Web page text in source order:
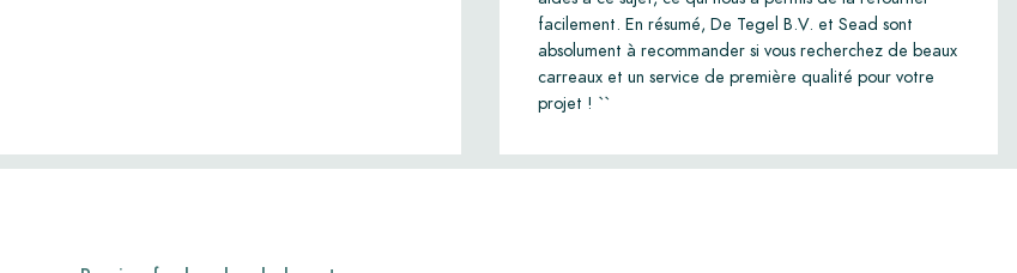
facilement. En résumé, De Tegel B.V. et Sead sont
absolument à recommander si vous recherchez de beaux
carreaux et un service de première qualité pour votre
projet ! ``